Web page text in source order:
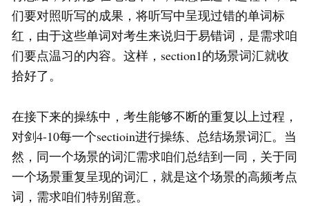
们要对照听写的成果，将听写中呈现过错的单词标
红，由于这些单词对考生来说归于易错词，是需求咱
们要点温习的内容。这样，section1的场景词汇就收
拾好了。
在接下来的操练中，考生能够不断的重复以上过程，
对剑4-10每一个sectioin进行操练、总结场景词汇。当
然，同一个场景的词汇需求咱们总结到一同，关于同
一个场景重复呈现的词汇，就是这个场景的高频考点
词，需求咱们特别留意。